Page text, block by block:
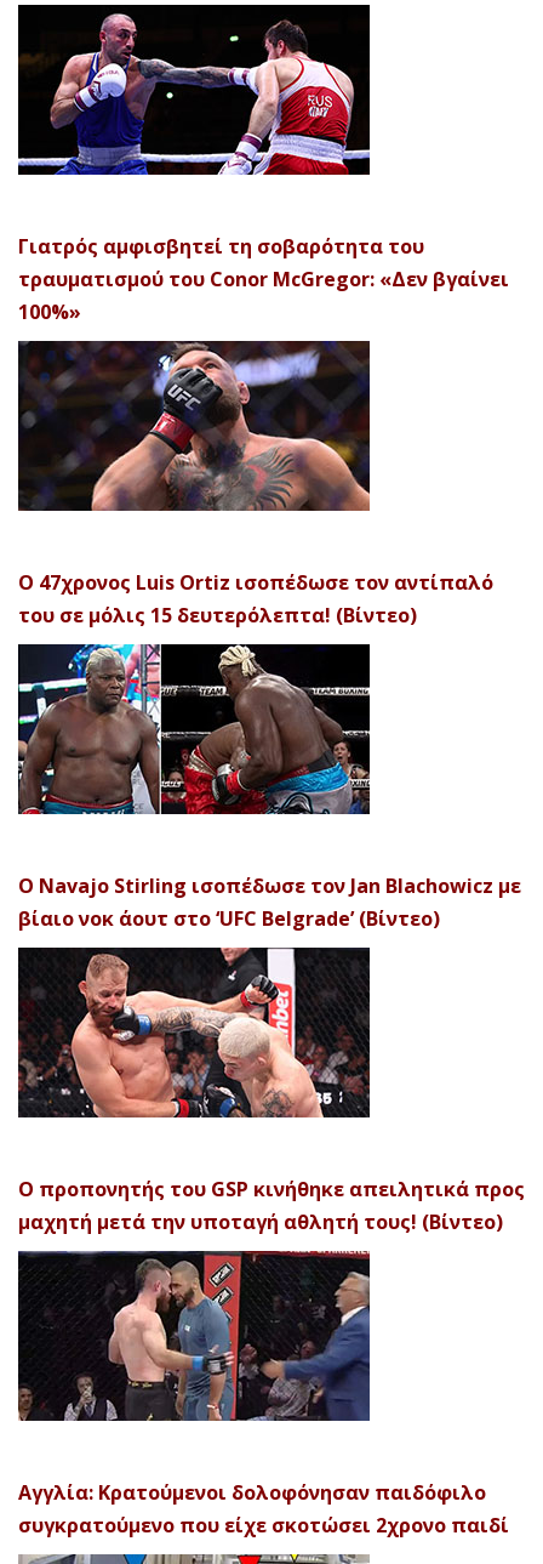
Γιατρός αμφισβητεί τη σοβαρότητα του
τραυματισμού του Conor McGregor: «Δεν βγαίνει
100%»
Ο 47χρονος Luis Ortiz ισοπέδωσε τον αντίπαλό
του σε μόλις 15 δευτερόλεπτα! (Βίντεο)
Ο Navajo Stirling ισοπέδωσε τον Jan Blachowicz με
βίαιο νοκ άουτ στο ‘UFC Belgrade’ (Βίντεο)
Ο προπονητής του GSP κινήθηκε απειλητικά προς
μαχητή μετά την υποταγή αθλητή τους! (Βίντεο)
Αγγλία: Κρατούμενοι δολοφόνησαν παιδόφιλο
συγκρατούμενο που είχε σκοτώσει 2χρονο παιδί